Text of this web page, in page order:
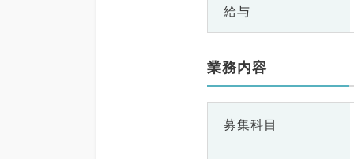
給与
業務内容
募集科目